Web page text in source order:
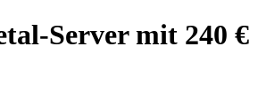
Server mit 240 €